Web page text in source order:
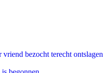
bezocht terecht ontslagen